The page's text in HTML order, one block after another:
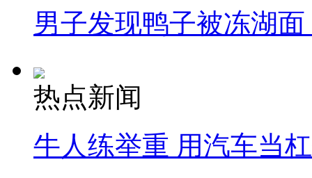
男子发现鸭子被冻湖
热点新闻
牛人练举重 用汽车当